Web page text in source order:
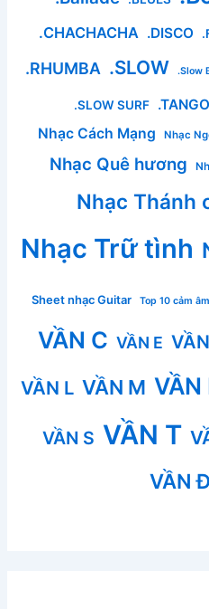
.CHACHACHA .DISCO
.RHUMBA .SLOW .Slow
.SLOW SURF .TANGO
Nhạc Cách Mạng Nhạc
Nhạc Quê hương
Nhạc Thánh
Nhạc Trữ tình
Sheet nhạc Guitar Top 10 cảm
VẦN C VẦN E
VẦN L VẦN M VẦN
VẦN S VẦN T
VẦN Đ